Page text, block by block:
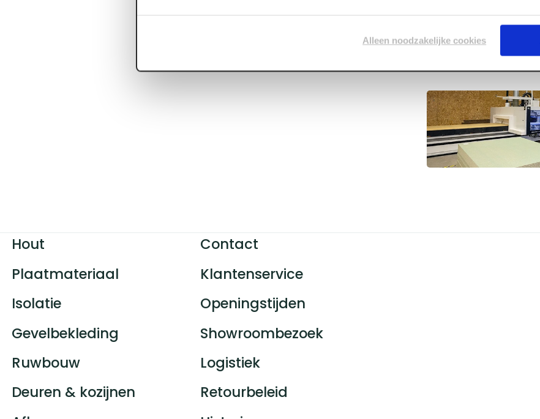
Alleen noodzakelijke cookies
Breedte
Hout
Plaatmateriaal
Isolatie
Gevelbekleding
Ruwbouw
Deuren & kozijnen
Contact
Klantenservice
Openingstijden
Showroombezoek
Logistiek
Retourbeleid